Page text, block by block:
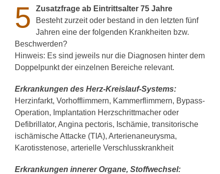
5
Zusatzfrage ab Eintrittsalter 75 Jahre
Besteht zurzeit oder bestand in den letzten fünf
Jahren eine der folgenden Krankheiten bzw.
Beschwerden?
Hinweis: Es sind jeweils nur die Diagnosen hinter dem
Doppelpunkt der einzelnen Bereiche relevant.
Erkrankungen des Herz-Kreislauf-Systems:
Herzinfarkt, Vorhofflimmern, Kammerflimmern, Bypass-
Operation, Implantation Herzschrittmacher oder
Defibrillator, Angina pectoris, Ischämie, transitorische
ischämische Attacke (TIA), Arterienaneurysma,
Karotisstenose, arterielle Verschlusskrankheit
Erkrankungen innerer Organe, Stoffwechsel: